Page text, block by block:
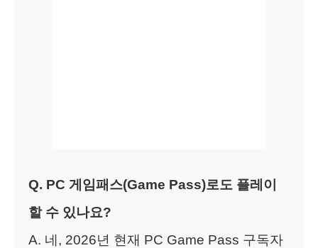
Q. PC 게임패스(Game Pass)로도 플레이
할 수 있나요?
A. 네, 2026년 현재 PC Game Pass 구독자